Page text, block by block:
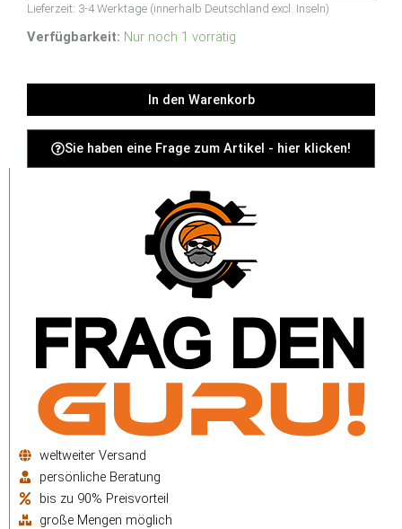
Lieferzeit: 3-4 Werktage (innerhalb Deutschland excl. Inseln)
Verfügbarkeit: Nur noch 1 vorrätig
CTS-
USED
In den Warenkorb
Sie haben eine Frage zum Artikel - hier klicken!
weltweiter Versand
persönliche Beratung
bis zu 90% Preisvorteil
große Mengen möglich